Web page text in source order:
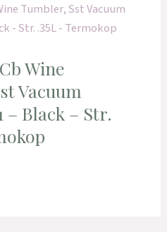
Wine
Vacuum
– Black – Str.